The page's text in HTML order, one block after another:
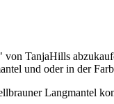
TanjaHills
und oder in der
Langmantel